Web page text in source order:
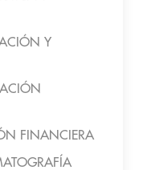
Y
FINANCIERA